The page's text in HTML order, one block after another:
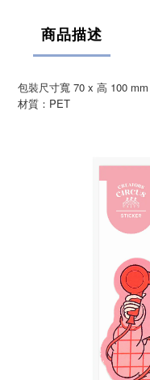
商品描述
包裝尺寸寬 70 x 高 100 mm
材質：PET